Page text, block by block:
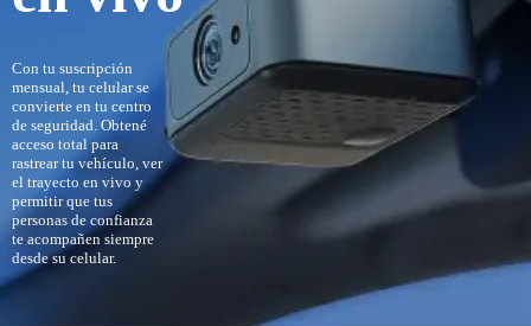
Con tu suscripción
mensual, tu celular se
convierte en tu centro
de seguridad. Obtené
acceso total para
rastrear tu vehículo, ver
el trayecto en vivo y
permitir que tus
personas de confianza
te acompañen siempre
desde su celular.